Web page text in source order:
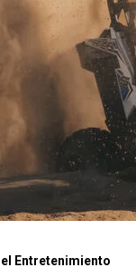
Entretenimiento